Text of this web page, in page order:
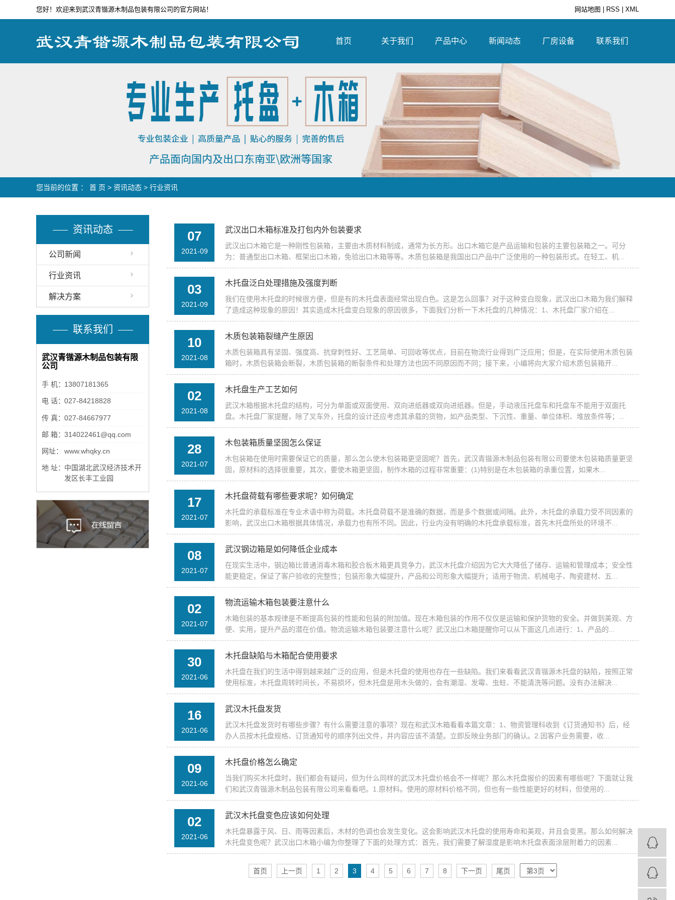
您好！欢迎来到武汉青锴源木制品包装有限公司的官方网站！ 网站地图 RSS XML
首页 关于我们 产品中心
出口木制包装箱
国内木制包装箱
托盘
木制品
熏蒸出口木板箱
军用箱
新闻动态
公司新闻
行业资讯
解决方案
厂房设备
青锴源设备
联系我们
招贤纳士
您当前的位置 ： 首 页 > 资讯动态 > 行业资讯
资讯动态
公司新闻
行业资讯
解决方案
联系我们
武汉青锴源木制品包装有限
公司
手 机： 13807181365
电 话：027-84218828
传 真：027-84667977
邮 箱：314022461@qq.com
网址： www.whqky.cn
地 址： 中国湖北武汉经济技术开
发区长丰工业园
07
2021-09
武汉出口木箱标准及打包内外包装要求
武汉出口木箱它是一种刚性包装箱，主要由木质材料制成，通常为长方形。出口木箱它是产品运输和包装的主要包装箱之一。可分
为：普通型出口木箱、框架出口木箱，免验出口木箱等等。木质包装箱是我国出口产品中广泛使用的一种包装形式。在轻工、机...
03
2021-09
木托盘泛白处理措施及强度判断
我们在使用木托盘的时候很方便，但是有的木托盘表面经常出现白色。这是怎么回事？对于这种变白现象，武汉出口木箱为我们解释
了造成这种现象的原因！其实造成木托盘变白现象的原因很多，下面我们分析一下木托盘的几种情况：1、木托盘厂家介绍在...
10
2021-08
木质包装箱裂缝产生原因
木质包装箱具有坚固、强度高、抗穿刺性好、工艺简单、可回收等优点，目前在物流行业得到广泛应用；但是，在实际使用木质包装
箱时，木质包装箱会断裂，木质包装箱的断裂条件和处理方法也因不同原因而不同；接下来，小编将向大家介绍木质包装箱开...
02
2021-08
木托盘生产工艺如何
武汉木箱根据木托盘的结构，可分为单面或双面使用、双向进纸器或双向进纸器。但是，手动液压托盘车和托盘车不能用于双面托
盘。木托盘厂家提醒，除了叉车外，托盘的设计还应考虑其承载的货物，如产品类型、下沉性、重量、单位体积、堆放条件等；...
28
2021-07
木包装箱质量坚固怎么保证
木包装箱在使用时需要保证它的质量，那么怎么使木包装箱更坚固呢？首先，武汉青锴源木制品包装有限公司要使木包装箱质量更坚
固，原材料的选择很重要，其次，要使木箱更坚固，制作木箱的过程非常重要：(1)特别是在木包装箱的承重位置，如果木...
17
2021-07
木托盘荷载有哪些要求呢？如何确定
木托盘的承载标准在专业术语中称为荷载。木托盘荷载不是准确的数据，而是多个数据或间隔。此外，木托盘的承载力受不同因素的
影响，武汉出口木箱根据具体情况，承载力也有所不同。因此，行业内没有明确的木托盘承载标准，首先木托盘所处的环境不...
08
2021-07
武汉钢边箱是如何降低企业成本
在现实生活中，钢边箱比普通消毒木箱和胶合板木箱更具竞争力，武汉木托盘介绍因为它大大降低了储存、运输和管理成本；安全性
能更稳定，保证了客户验收的完整性；包装形象大幅提升，产品和公司形象大幅提升；适用于物流、机械电子、陶瓷建材、五...
02
2021-07
物流运输木箱包装要注意什么
木箱包装的基本规律是不断提高包装的性能和包装的附加值。现在木箱包装的作用不仅仅是运输和保护货物的安全。并做到美观、方
便、实用，提升产品的潜在价值。物流运输木箱包装要注意什么呢？武汉出口木箱提醒你可以从下面这几点进行：1、产品的...
30
2021-06
木托盘缺陷与木箱配合使用要求
木托盘在我们的生活中得到越来越广泛的应用，但是木托盘的使用也存在一些缺陷。我们来看看武汉青锴源木托盘的缺陷，按照正常
使用标准，木托盘周转时间长，不易损坏，但木托盘是用木头做的，会有潮湿、发霉、虫蛀、不能清洗等问题。没有办法解决...
16
2021-06
武汉木托盘发货
武汉木托盘发货时有哪些步骤？有什么需要注意的事项？现在和武汉木箱看看本篇文章：1、物资管理科收到《订货通知书》后，经
办人员按木托盘规格、订货通知号的顺序列出文件，并内容应该不清楚。立即反映业务部门的确认。2.因客户业务需要，收...
09
2021-06
木托盘价格怎么确定
当我们购买木托盘时，我们都会有疑问，但为什么同样的武汉木托盘价格会不一样呢？那么木托盘报价的因素有哪些呢？下面就让我
们和武汉青锴源木制品包装有限公司来看看吧。1.原材料。使用的原材料价格不同，但也有一些性能更好的材料，但使用的...
02
2021-06
武汉木托盘变色应该如何处理
木托盘暴露于风、日、雨等因素后，木材的色调也会发生变化。这会影响武汉木托盘的使用寿命和美观，并且会变黑。那么如何解决
木托盘变色呢？武汉出口木箱小编为你整理了下面的处理方式：首先，我们需要了解湿度是影响木托盘表面涂层附着力的因素...
首页 上一页 1 2 3 4 5 6 7 8 下一页 尾页